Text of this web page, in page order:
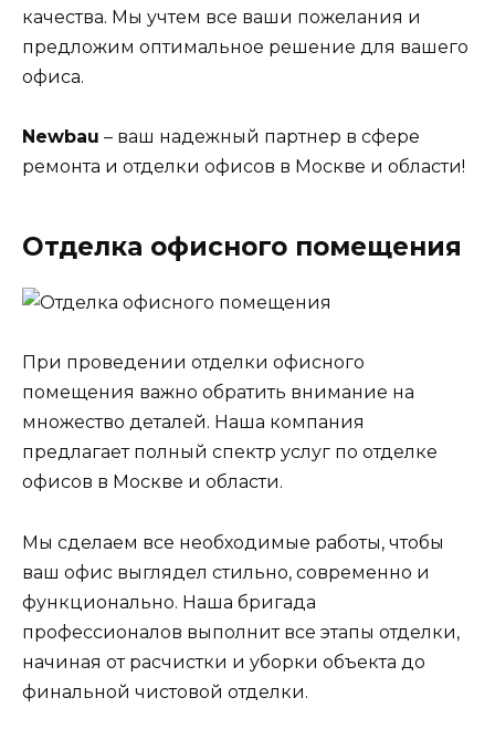
качества. Мы учтем все ваши пожелания и
предложим оптимальное решение для вашего
офиса.
Newbau – ваш надежный партнер в сфере
ремонта и отделки офисов в Москве и области!
Отделка офисного помещения
При проведении отделки офисного
помещения важно обратить внимание на
множество деталей. Наша компания
предлагает полный спектр услуг по отделке
офисов в Москве и области.
Мы сделаем все необходимые работы, чтобы
ваш офис выглядел стильно, современно и
функционально. Наша бригада
профессионалов выполнит все этапы отделки,
начиная от расчистки и уборки объекта до
финальной чистовой отделки.